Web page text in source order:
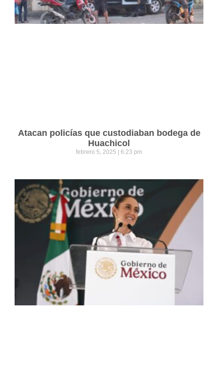
Atacan policías que custodiaban bodega de
Huachicol
febrero 5, 2025 6:23 pm